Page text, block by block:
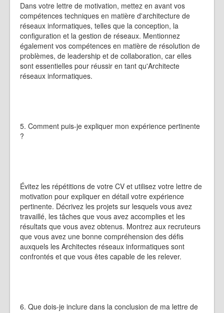
Dans votre lettre de motivation, mettez en avant vos
compétences techniques en matière d'architecture de
réseaux informatiques, telles que la conception, la
configuration et la gestion de réseaux. Mentionnez
également vos compétences en matière de résolution de
problèmes, de leadership et de collaboration, car elles
sont essentielles pour réussir en tant qu'Architecte
réseaux informatiques.
5. Comment puis-je expliquer mon expérience pertinente
?
Évitez les répétitions de votre CV et utilisez votre lettre de
motivation pour expliquer en détail votre expérience
pertinente. Décrivez les projets sur lesquels vous avez
travaillé, les tâches que vous avez accomplies et les
résultats que vous avez obtenus. Montrez aux recruteurs
que vous avez une bonne compréhension des défis
auxquels les Architectes réseaux informatiques sont
confrontés et que vous êtes capable de les relever.
6. Que dois-je inclure dans la conclusion de ma lettre de